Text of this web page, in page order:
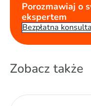
Porozmawiaj o
ekspertem
Bezpłatna
Zobacz także